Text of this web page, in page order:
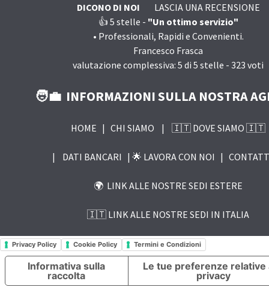
DICONO DI NOI
LASCIA UNA RECENSIONE
👍 5 stelle - "Un ottimo servizio"
• Professionali, Rapidi e Convenienti.
Francesco Frasca
valutazione complessiva: 5 di 5 stelle - 323 voti
🧑‍💼 INFORMAZIONI SULLA NOSTRA
HOME | CHI SIAMO | 🇮🇹 DOVE SIAMO 🇮🇹
| DATI BANCARI | 🌟 LAVORA CON NOI |
🌍 LINK ALLE NOSTRE SEDI ESTERE
🇮🇹 LINK ALLE NOSTRE SEDI IN ITALIA
Privacy Policy Cookie Policy Termini e Condizioni
Informativa sulla
raccolta
Le tue preferenze relative
privacy